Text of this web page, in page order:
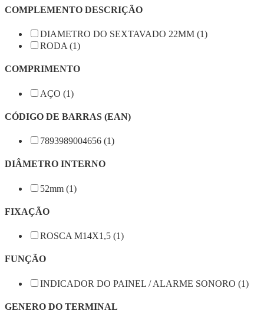
COMPLEMENTO DESCRIÇÃO
DIAMETRO DO SEXTAVADO 22MM (1)
RODA (1)
COMPRIMENTO
AÇO (1)
CÓDIGO DE BARRAS (EAN)
7893989004656 (1)
DIÂMETRO INTERNO
52mm (1)
FIXAÇÃO
ROSCA M14X1,5 (1)
FUNÇÃO
INDICADOR DO PAINEL / ALARME SONORO (1)
GENERO DO TERMINAL